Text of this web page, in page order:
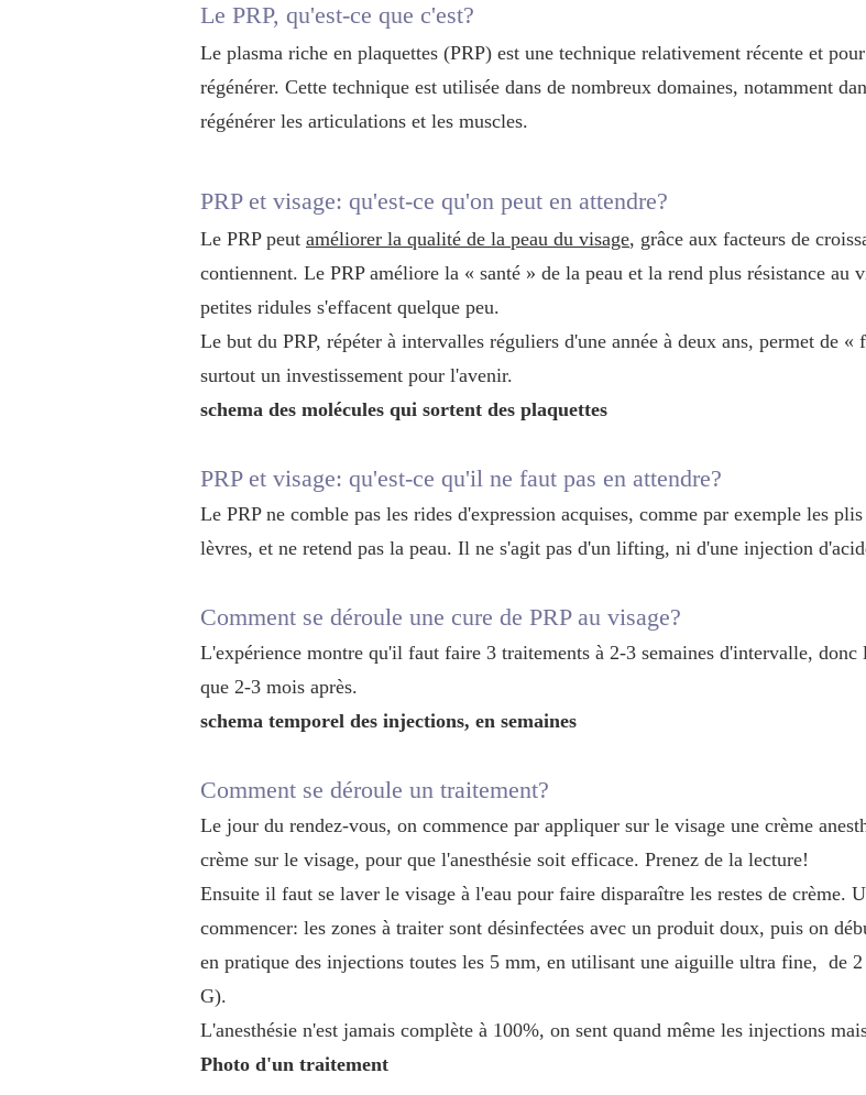
Le PRP, qu'est-ce que c'est?
Le plasma riche en plaquettes (PRP) est une technique relativement récente et
régénérer. Cette technique est utilisée dans de nombreux domaines, notamment
régénérer les articulations et les muscles.
PRP et visage: qu'est-ce qu'on peut en attendre?
Le PRP peut améliorer la qualité de la peau du visage, grâce aux facteurs de
contiennent. Le PRP améliore la « santé » de la peau et la rend plus résistance au
petites ridules s'effacent quelque peu.
Le but du PRP, répéter à intervalles réguliers d'une année à deux ans, permet de
surtout un investissement pour l'avenir.
schema des molécules qui sortent des plaquettes
PRP et visage: qu'est-ce qu'il ne faut pas en attendre?
Le PRP ne comble pas les rides d'expression acquises, comme par exemple les
lèvres, et ne retend pas la peau. Il ne s'agit pas d'un lifting, ni d'une injection
Comment se déroule une cure de PRP au visage?
L'expérience montre qu'il faut faire 3 traitements à 2-3 semaines d'intervalle,
que 2-3 mois après.
schema temporel des injections, en semaines
Comment se déroule un traitement?
Le jour du rendez-vous, on commence par appliquer sur le visage une crème
crème sur le visage, pour que l'anesthésie soit efficace. Prenez de la lecture!
Ensuite il faut se laver le visage à l'eau pour faire disparaître les restes de crème.
commencer: les zones à traiter sont désinfectées avec un produit doux, puis on
en pratique des injections toutes les 5 mm, en utilisant une aiguille ultra fine, de
G).
L'anesthésie n'est jamais complète à 100%, on sent quand même les injections
Photo d'un traitement